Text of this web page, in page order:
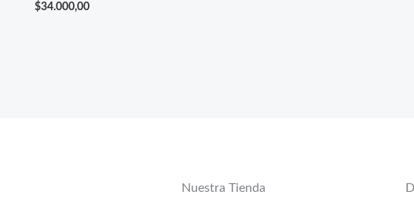
$34.000,00
Nuestra Tienda